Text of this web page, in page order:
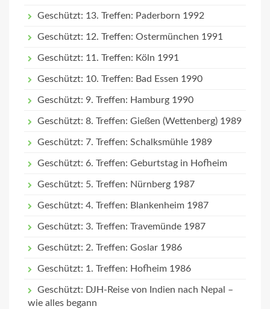
Geschützt: 13. Treffen: Paderborn 1992
Geschützt: 12. Treffen: Ostermünchen 1991
Geschützt: 11. Treffen: Köln 1991
Geschützt: 10. Treffen: Bad Essen 1990
Geschützt: 9. Treffen: Hamburg 1990
Geschützt: 8. Treffen: Gießen (Wettenberg) 1989
Geschützt: 7. Treffen: Schalksmühle 1989
Geschützt: 6. Treffen: Geburtstag in Hofheim
Geschützt: 5. Treffen: Nürnberg 1987
Geschützt: 4. Treffen: Blankenheim 1987
Geschützt: 3. Treffen: Travemünde 1987
Geschützt: 2. Treffen: Goslar 1986
Geschützt: 1. Treffen: Hofheim 1986
Geschützt: DJH-Reise von Indien nach Nepal –
wie alles begann